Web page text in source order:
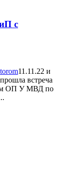
с
11.11.22 и
встреча
ОП У МВД по